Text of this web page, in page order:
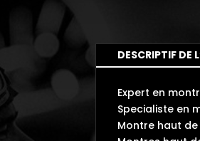
DESCRIPTIF DE
Expert en
Specialiste en
Montre haut de